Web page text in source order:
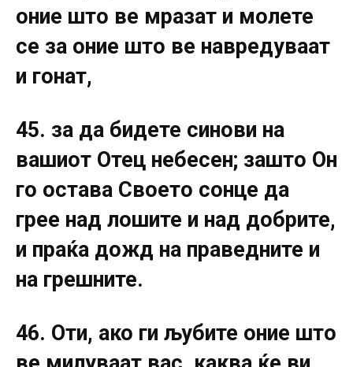
оние што ве мразат и молете
се за оние што ве навредуваат
и гонат,
45. за да бидете синови на
вашиот Отец небесен; зашто Он
го остава Своето сонце да
грее над лошите и над добрите,
и праќа дожд на праведните и
на грешните.
46. Оти, ако ги љубите оние што